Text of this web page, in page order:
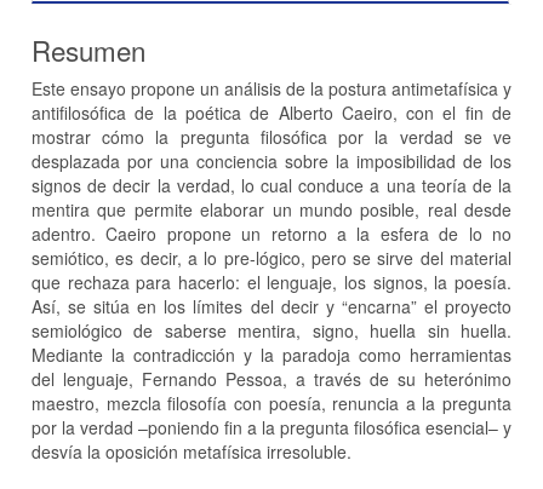
Resumen
Este ensayo propone un análisis de la postura antimetafísica y
antifilosófica de la poética de Alberto Caeiro, con el fin de
mostrar cómo la pregunta filosófica por la verdad se ve
desplazada por una conciencia sobre la imposibilidad de los
signos de decir la verdad, lo cual conduce a una teoría de la
mentira que permite elaborar un mundo posible, real desde
adentro. Caeiro propone un retorno a la esfera de lo no
semiótico, es decir, a lo pre-lógico, pero se sirve del material
que rechaza para hacerlo: el lenguaje, los signos, la poesía.
Así, se sitúa en los límites del decir y “encarna” el proyecto
semiológico de saberse mentira, signo, huella sin huella.
Mediante la contradicción y la paradoja como herramientas
del lenguaje, Fernando Pessoa, a través de su heterónimo
maestro, mezcla filosofía con poesía, renuncia a la pregunta
por la verdad –poniendo fin a la pregunta filosófica esencial– y
desvía la oposición metafísica irresoluble.